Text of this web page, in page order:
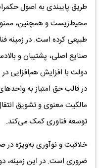
طریق پایبندی به اصول
محیط‌‌‌زیست و همچنین،
طبیعی کرده است. در زمینه
صنایع اصلی، پشتیبان و
دولت با افزایش هم‌‌‌افزایی
در قالب حق امتیاز به
مالکیت معنوی و تشویق
توسعه فناوری کمک می‌کند.
خلاقیت و نوآوری به‌‌‌ویژه در
ضروری است. در این زمینه،